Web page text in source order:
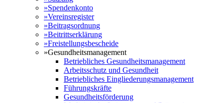
»Spendenkonto
»Vereinsregister
»Beitragsordnung
»Beitrittserklärung
»Freistellungsbescheide
»Gesundheitsmanagement
Betriebliches Gesundheitsmanagement
Arbeitsschutz und Gesundheit
Betriebliches Eingliederungsmanagement
Führungskräfte
Gesundheitsförderung